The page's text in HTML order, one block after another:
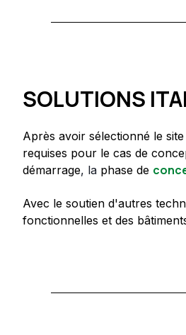
SOLUTIONS
Après avoir sélectionné le
requises pour le cas de
démarrage, la phase de
Avec le soutien d'autres
fonctionnelles et des